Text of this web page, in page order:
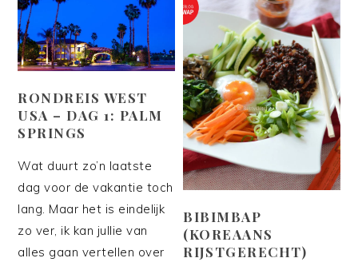
RONDREIS WEST
USA – DAG 1: PALM
SPRINGS
Wat duurt zo’n laatste
dag voor de vakantie toch
lang. Maar het is eindelijk
zo ver, ik kan jullie van
alles gaan vertellen over
BIBIMBAP
(KOREAANS
RIJSTGERECHT)